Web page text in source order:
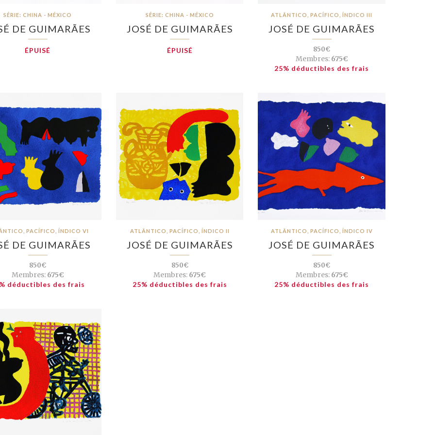
SÉRIE: CHINA - MÉXICO
DE GUIMARÃES
ÉPUISÉ
SÉRIE: CHINA - MÉXICO
JOSÉ DE GUIMARÃES
ÉPUISÉ
ATLÂNTICO, PACÍFICO, ÍNDICO III
JOSÉ DE GUIMARÃES
850€
Membres:675€
25% déductibles des frais
PACÍFICO, ÍNDICO VI
DE GUIMARÃES
850€
Membres:675€
déductibles des frais
ATLÂNTICO, PACÍFICO, ÍNDICO II
JOSÉ DE GUIMARÃES
850€
Membres: 675€
25% déductibles des frais
ATLÂNTICO, PACÍFICO, ÍNDICO IV
JOSÉ DE GUIMARÃES
850€
Membres:675€
25% déductibles des frais